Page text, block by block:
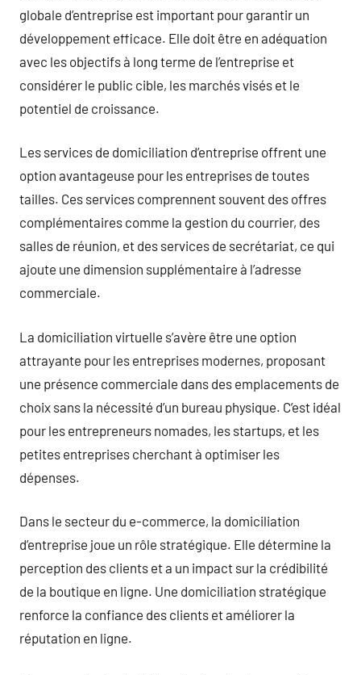
globale d’entreprise est important pour garantir un
développement efficace. Elle doit être en adéquation
avec les objectifs à long terme de l’entreprise et
considérer le public cible, les marchés visés et le
potentiel de croissance.
Les services de domiciliation d’entreprise offrent une
option avantageuse pour les entreprises de toutes
tailles. Ces services comprennent souvent des offres
complémentaires comme la gestion du courrier, des
salles de réunion, et des services de secrétariat, ce qui
ajoute une dimension supplémentaire à l’adresse
commerciale.
La domiciliation virtuelle s’avère être une option
attrayante pour les entreprises modernes, proposant
une présence commerciale dans des emplacements de
choix sans la nécessité d’un bureau physique. C’est idéal
pour les entrepreneurs nomades, les startups, et les
petites entreprises cherchant à optimiser les
dépenses.
Dans le secteur du e-commerce, la domiciliation
d’entreprise joue un rôle stratégique. Elle détermine la
perception des clients et a un impact sur la crédibilité
de la boutique en ligne. Une domiciliation stratégique
renforce la confiance des clients et améliorer la
réputation en ligne.